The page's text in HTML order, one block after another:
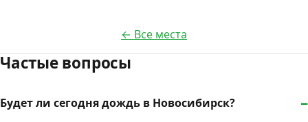
← Все места
Частые вопросы
Будет ли сегодня дождь в Новосибирск?